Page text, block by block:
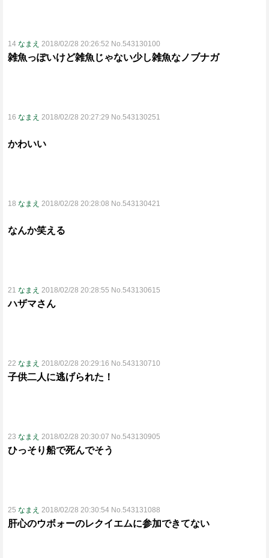
14 なまえ 2018/02/28 20:26:52 No.543130100
雑魚っぽいけど雑魚じゃない少し雑魚なノブナガ
16 なまえ 2018/02/28 20:27:29 No.543130251
かわいい
18 なまえ 2018/02/28 20:28:08 No.543130421
なんか笑える
21 なまえ 2018/02/28 20:28:55 No.543130615
ハザマさん
22 なまえ 2018/02/28 20:29:16 No.543130710
子供二人に逃げられた！
23 なまえ 2018/02/28 20:30:07 No.543130905
ひっそり船で死んでそう
25 なまえ 2018/02/28 20:30:54 No.543131088
肝心のウボォーのレクイエムに参加できてない